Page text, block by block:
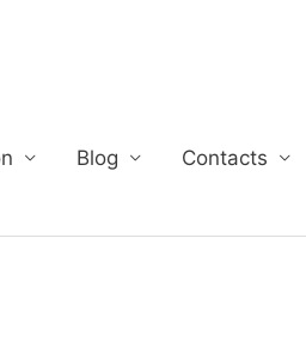
Blog Contacts